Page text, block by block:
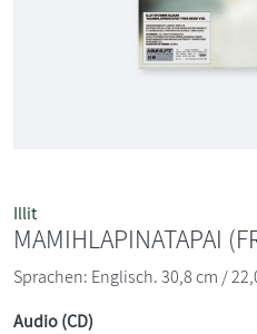
Illit
MAMIHLAPINATAPAI
Sprachen: Englisch. 30,8 cm /
Audio (CD)